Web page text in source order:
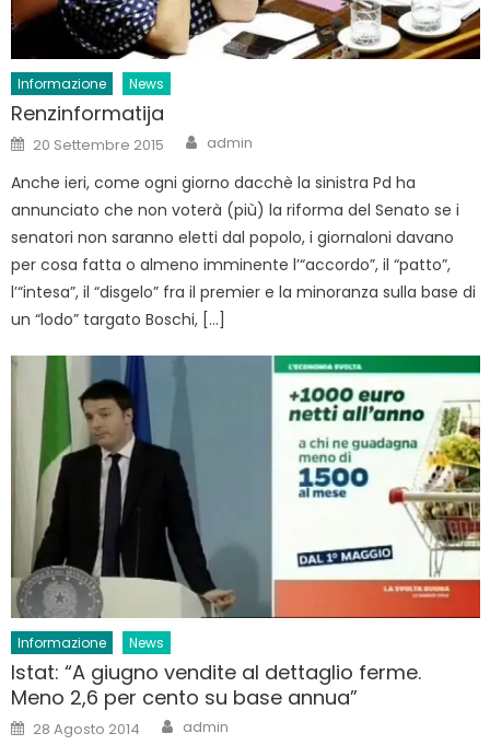
Informazione News
Renzinformatija
Posted
on
20 Settembre 2015 Author
admin
Anche ieri, come ogni giorno dacchè la sinistra Pd ha
annunciato che non voterà (più) la riforma del Senato se i
senatori non saranno eletti dal popolo, i giornaloni davano
per cosa fatta o almeno imminente l’“accordo”, il “patto”,
l’“intesa”, il “disgelo” fra il premier e la minoranza sulla base di
un “lodo” targato Boschi, […]
Informazione News
Istat: “A giugno vendite al dettaglio ferme.
Meno 2,6 per cento su base annua”
Posted
on
28 Agosto 2014 Author
admin